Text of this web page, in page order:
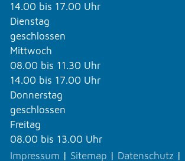
14.00 bis 17.00 Uhr
Dienstag
geschlossen
Mittwoch
08.00 bis 11.30 Uhr
14.00 bis 17.00 Uhr
Donnerstag
geschlossen
Freitag
08.00 bis 13.00 Uhr
Impressum | Sitemap | Datenschutz |